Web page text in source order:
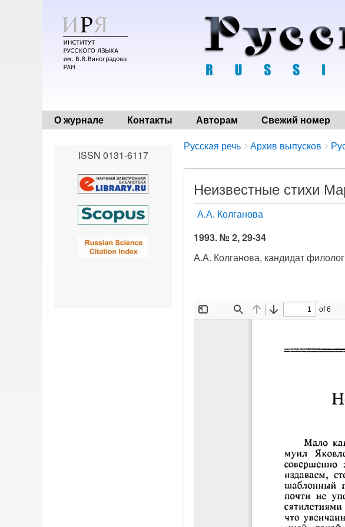
О журнале Контакты Авторам Свежий номер
Breadcrumbs
You
here:
Русская речь Архив выпусков
Неизвестные стихи
А.А. Колганова
1993. № 2, 29-34
А.А. Колганова, кандидат
ISSN 0131-6117